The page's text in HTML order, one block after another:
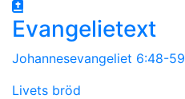
Evangelietext
Johannesevangeliet 6:48-59
Livets bröd